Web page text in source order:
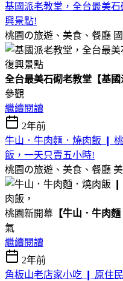
基國派老教堂，全台最美
興景點!
桃園の旅遊、美食、餐廳
全台最美石砌老教堂【基國
參觀
繼續閱讀
2年前
牛山．牛肉麵．燒肉飯 ❙
飯，一天只賣五小時!
桃園の旅遊、美食、餐廳
桃園新開幕 【牛山．牛肉麵
氣
繼續閱讀
2年前
角板山老店家小吃 ❙ 原住